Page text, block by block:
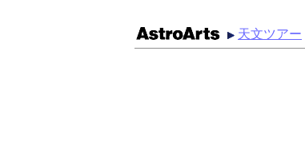
天文ツアー